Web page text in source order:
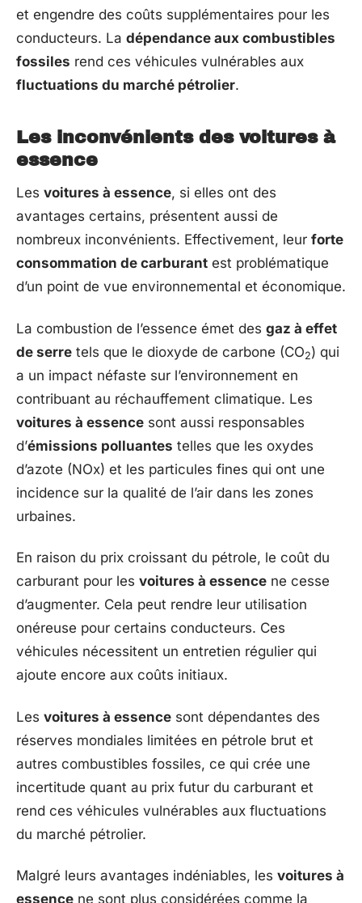
et engendre des coûts supplémentaires pour les
conducteurs. La dépendance aux combustibles
fossiles rend ces véhicules vulnérables aux
fluctuations du marché pétrolier.
Les inconvénients des voitures à
essence
Les voitures à essence, si elles ont des
avantages certains, présentent aussi de
nombreux inconvénients. Effectivement, leur forte
consommation de carburant est problématique
d’un point de vue environnemental et économique.
La combustion de l’essence émet des gaz à effet
de serre tels que le dioxyde de carbone (CO2) qui
a un impact néfaste sur l’environnement en
contribuant au réchauffement climatique. Les
voitures à essence sont aussi responsables
d’émissions polluantes telles que les oxydes
d’azote (NOx) et les particules fines qui ont une
incidence sur la qualité de l’air dans les zones
urbaines.
En raison du prix croissant du pétrole, le coût du
carburant pour les voitures à essence ne cesse
d’augmenter. Cela peut rendre leur utilisation
onéreuse pour certains conducteurs. Ces
véhicules nécessitent un entretien régulier qui
ajoute encore aux coûts initiaux.
Les voitures à essence sont dépendantes des
réserves mondiales limitées en pétrole brut et
autres combustibles fossiles, ce qui crée une
incertitude quant au prix futur du carburant et
rend ces véhicules vulnérables aux fluctuations
du marché pétrolier.
Malgré leurs avantages indéniables, les voitures à
essence ne sont plus considérées comme la